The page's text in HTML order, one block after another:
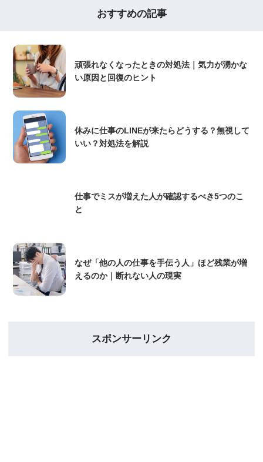
おすすめの記事
頑張れなくなったときの対処法｜気力が湧かな
い原因と回復のヒント
休みに仕事のLINEが来たらどうする？無視して
いい？対処法を解説
仕事でミスが増えた人が確認するべき5つのこ
と
なぜ「他の人の仕事を手伝う人」ほど残業が増
えるのか｜断れない人の現実
スポンサーリンク